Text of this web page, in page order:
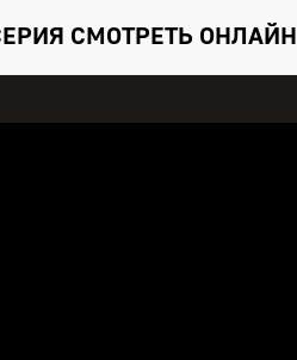
СМОТРЕТЬ ОНЛАЙН